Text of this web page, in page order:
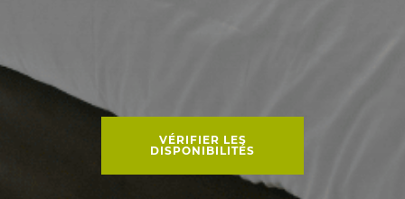
VÉRIFIER LES
DISPONIBILITÉS